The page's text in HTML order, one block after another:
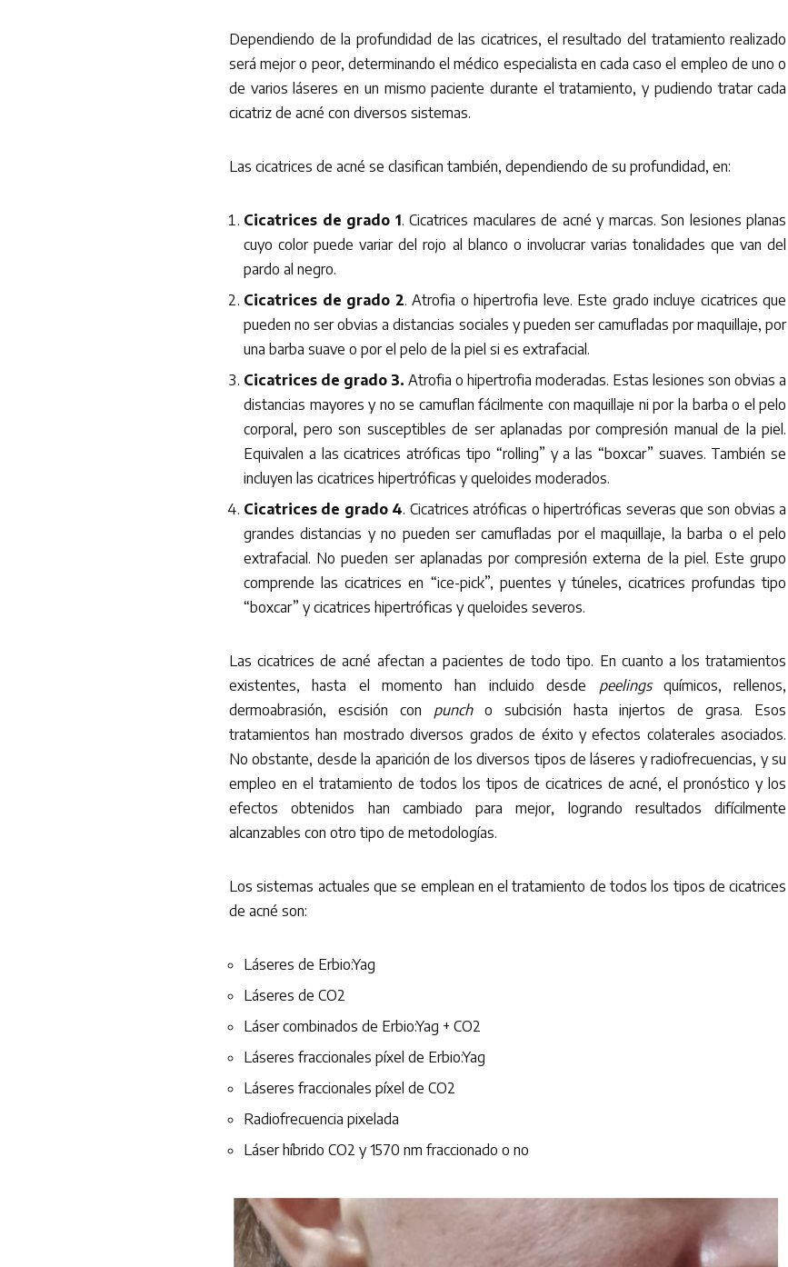
Dependiendo de la profundidad de las cicatrices, el resultado del tratamiento realizado
será mejor o peor, determinando el médico especialista en cada caso el empleo de uno o
de varios láseres en un mismo paciente durante el tratamiento, y pudiendo tratar cada
cicatriz de acné con diversos sistemas.
Las cicatrices de acné se clasifican también, dependiendo de su profundidad, en:
Cicatrices de grado 1. Cicatrices maculares de acné y marcas. Son lesiones planas
cuyo color puede variar del rojo al blanco o involucrar varias tonalidades que van del
pardo al negro.
Cicatrices de grado 2. Atrofia o hipertrofia leve. Este grado incluye cicatrices que
pueden no ser obvias a distancias sociales y pueden ser camufladas por maquillaje, por
una barba suave o por el pelo de la piel si es extrafacial.
Cicatrices de grado 3.Atrofia o hipertrofia moderadas. Estas lesiones son obvias a
distancias mayores y no se camuflan fácilmente con maquillaje ni por la barba o el pelo
corporal, pero son susceptibles de ser aplanadas por compresión manual de la piel.
Equivalen a las cicatrices atróficas tipo “rolling” y a las “boxcar” suaves. También se
incluyen las cicatrices hipertróficas y queloides moderados.
Cicatrices de grado 4. Cicatrices atróficas o hipertróficas severas que son obvias a
grandes distancias y no pueden ser camufladas por el maquillaje, la barba o el pelo
extrafacial. No pueden ser aplanadas por compresión externa de la piel. Este grupo
comprende las cicatrices en “ice-pick”, puentes y túneles, cicatrices profundas tipo
“boxcar” y cicatrices hipertróficas y queloides severos.
Las cicatrices de acné afectan a pacientes de todo tipo. En cuanto a los tratamientos
existentes, hasta el momento han incluido desde peelingsquímicos, rellenos,
dermoabrasión, escisión con puncho subcisión hasta injertos de grasa. Esos
tratamientos han mostrado diversos grados de éxito y efectos colaterales asociados.
No obstante, desde la aparición de los diversos tipos de láseres y radiofrecuencias, y su
empleo en el tratamiento de todos los tipos de cicatrices de acné, el pronóstico y los
efectos obtenidos han cambiado para mejor, logrando resultados difícilmente
alcanzables con otro tipo de metodologías.
Los sistemas actuales que se emplean en el tratamiento de todos los tipos de cicatrices
de acné son:
Láseres de Erbio:Yag
Láseres de CO2
Láser combinados de Erbio:Yag + CO2
Láseres fraccionales píxel de Erbio:Yag
Láseres fraccionales píxel de CO2
Radiofrecuencia pixelada
Láser híbrido CO2 y 1570 nm fraccionado o no